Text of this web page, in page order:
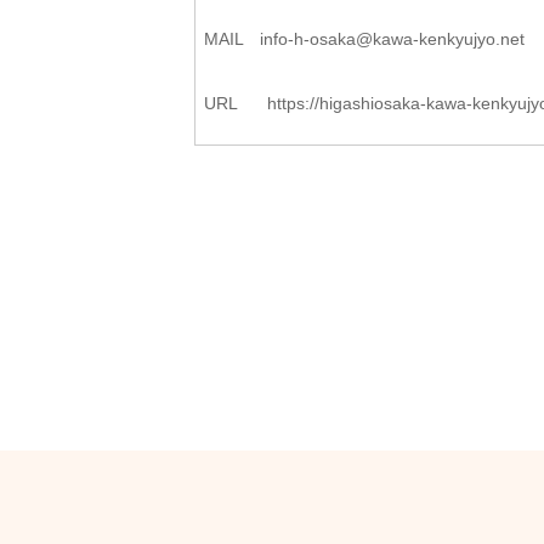
MAIL info-h-osaka@kawa-kenkyujyo. net
URL https://higashiosaka-kawa-